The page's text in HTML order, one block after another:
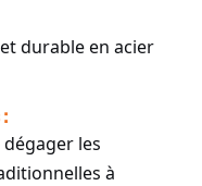
durable en acier
les
à